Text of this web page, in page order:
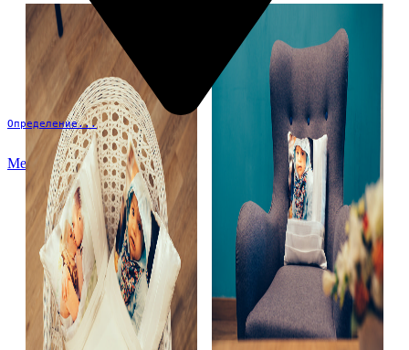
Определение...
Меню